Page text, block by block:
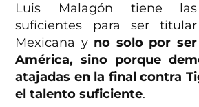
Luis Malagón tiene las
suficientes para ser
Mexicana y no solo por
América, sino porque
atajadas en la final contra
el talento suficiente.